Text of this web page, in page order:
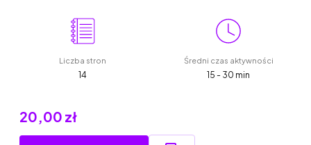
Liczba stron
14
Średni czas aktywności
15 - 30 min
20,00 zł